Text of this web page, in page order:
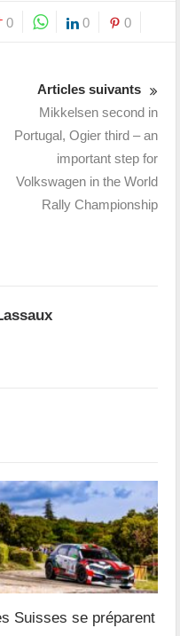
0 0 0
Articles suivants
Mikkelsen second in
Portugal, Ogier third – an
important step for
Volkswagen in the World
Rally Championship
Suisses se préparent